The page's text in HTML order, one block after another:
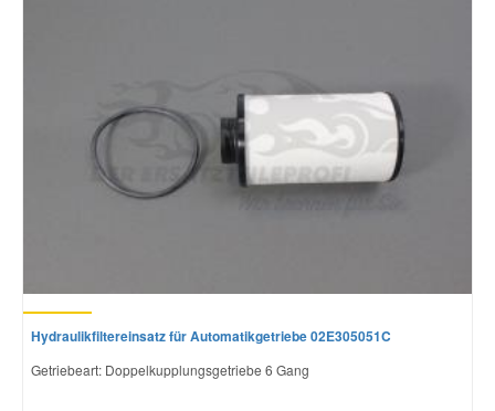
Hydraulikfiltereinsatz für Automatikgetriebe 02E305051C
Getriebeart: Doppelkupplungsgetriebe 6 Gang